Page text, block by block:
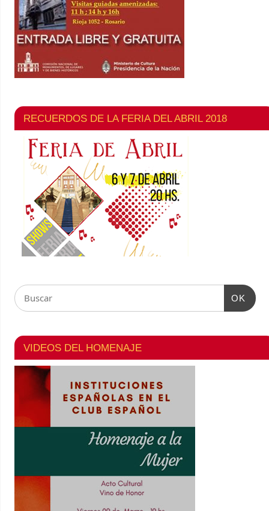
RECUERDOS DE LA FERIA DEL ABRIL 2018
OK
VIDEOS DEL HOMENAJE